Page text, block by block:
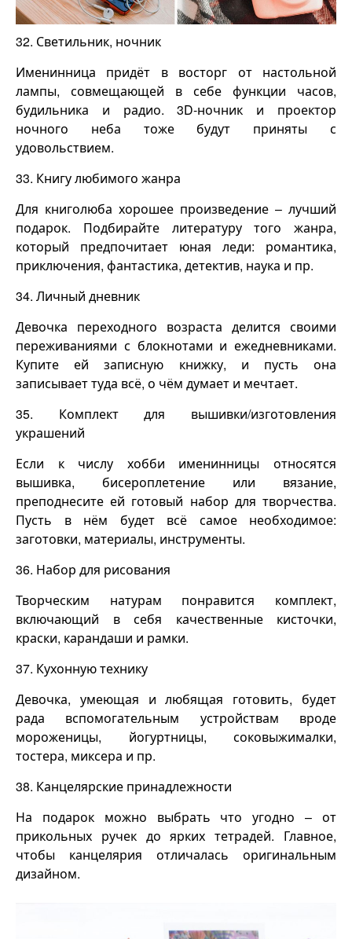
32. Светильник, ночник
Именинница придёт в восторг от настольной
лампы, совмещающей в себе функции часов,
будильника и радио. 3D-ночник и проектор
ночного неба тоже будут приняты с
удовольствием.
33. Книгу любимого жанра
Для книголюба хорошее произведение – лучший
подарок. Подбирайте литературу того жанра,
который предпочитает юная леди: романтика,
приключения, фантастика, детектив, наука и пр.
34. Личный дневник
Девочка переходного возраста делится своими
переживаниями с блокнотами и ежедневниками.
Купите ей записную книжку, и пусть она
записывает туда всё, о чём думает и мечтает.
35. Комплект для вышивки/изготовления
украшений
Если к числу хобби именинницы относятся
вышивка, бисероплетение или вязание,
преподнесите ей готовый набор для творчества.
Пусть в нём будет всё самое необходимое:
заготовки, материалы, инструменты.
36. Набор для рисования
Творческим натурам понравится комплект,
включающий в себя качественные кисточки,
краски, карандаши и рамки.
37. Кухонную технику
Девочка, умеющая и любящая готовить, будет
рада вспомогательным устройствам вроде
мороженицы, йогуртницы, соковыжималки,
тостера, миксера и пр.
38. Канцелярские принадлежности
На подарок можно выбрать что угодно – от
прикольных ручек до ярких тетрадей. Главное,
чтобы канцелярия отличалась оригинальным
дизайном.